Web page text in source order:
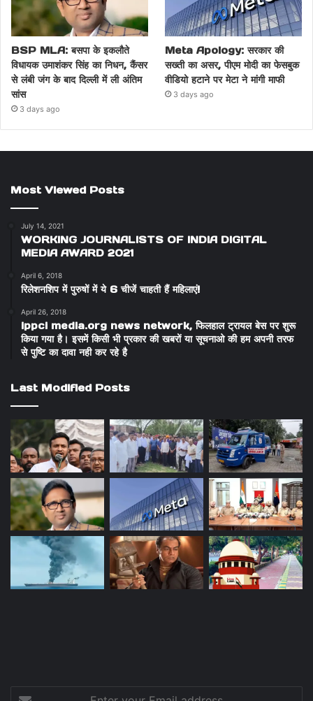
BSP MLA: बसपा के इकलौते
विधायक उमाशंकर सिंह का निधन, कैंसर
से लंबी जंग के बाद दिल्ली में ली अंतिम
सांस
3 days ago
Meta Apology: सरकार की
सख्ती का असर, पीएम मोदी का फेसबुक
वीडियो हटाने पर मेटा ने मांगी माफी
3 days ago
Most Viewed Posts
July 14, 2021
WORKING JOURNALISTS OF INDIA DIGITAL
MEDIA AWARD 2021
April 6, 2018
रिलेशनशिप में पुरुषों में ये 6 चीजें चाहती हैं महिलाएं!
April 26, 2018
ippci media.org news network, फिलहाल ट्रायल बेस पर शुरू
किया गया है। इसमें किसी भी प्रकार की खबरों या सूचनाओ की हम अपनी तरफ
से पुष्टि का दावा नही कर रहे है
Last Modified Posts